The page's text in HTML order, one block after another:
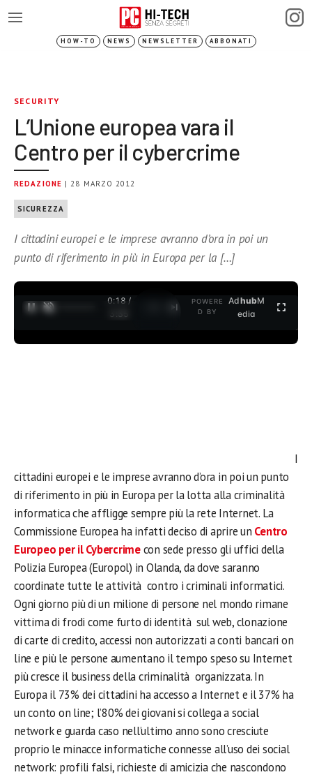
HOW-TO NEWS NEWSLETTER ABBONATI
SECURITY
L’Unione europea vara il
Centro per il cybercrime
REDAZIONE | 28 MARZO 2012
SICUREZZA
I cittadini europei e le imprese avranno d’ora in poi un
punto di riferimento in più in Europa per la […]
0:18 /
3:35
POWERE
D BY
AdhubM
edia
I
cittadini europei e le imprese avranno d’ora in poi un punto
di riferimento in più in Europa per la lotta alla criminalità
informatica che affligge sempre più la rete Internet. La
Commissione Europea ha infatti deciso di aprire un Centro
Europeo per il Cybercrimecon sede presso gli uffici della
Polizia Europea (Europol) in Olanda, da dove saranno
coordinate tutte le attività contro i criminali informatici.
Ogni giorno più di un milione di persone nel mondo rimane
vittima di frodi come furto di identità sul web, clonazione
di carte di credito, accessi non autorizzati a conti bancari on
line e più le persone aumentano il tempo speso su Internet
più cresce il business della criminalità organizzata. In
Europa il 73% dei cittadini ha accesso a Internet e il 37% ha
un conto on line; l’80% dei giovani si collega a social
network e guarda caso nell’ultimo anno sono cresciute
proprio le minacce informatiche connesse all’uso dei social
network: profili falsi, richieste di amicizia che nascondono